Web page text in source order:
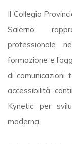
Il Collegio
Salerno
professionale
formazione e
di comunicazioni
accessibilità
Kynetic per
moderna.